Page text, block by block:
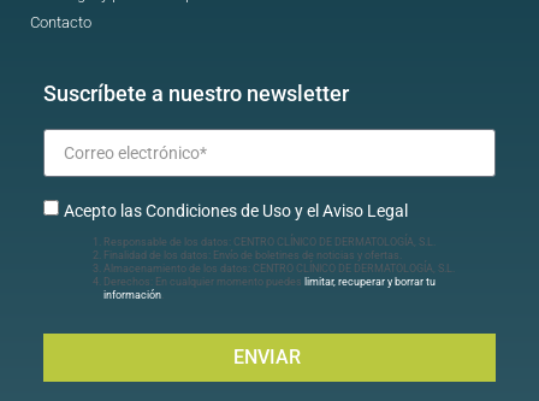
Contacto
Suscríbete a nuestro newsletter
Acepto las Condiciones de Uso y el Aviso Legal
Responsable de los datos: CENTRO CLÍNICO DE DERMATOLOGÍA, S.L.
Finalidad de los datos: Envío de boletines de noticias y ofertas.
Almacenamiento de los datos: CENTRO CLÍNICO DE DERMATOLOGÍA, S.L.
Derechos: En cualquier momento puedes limitar, recuperar y borrar tu
información
ENVIAR